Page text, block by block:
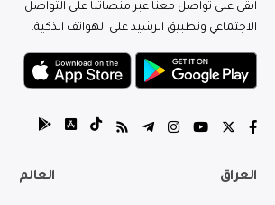
ابقى على تواصل معنا عبر منصاتنا على التواصل
الاجتماعي وتطبيق الرشيد على الهواتف الذكية.
العراق العالم